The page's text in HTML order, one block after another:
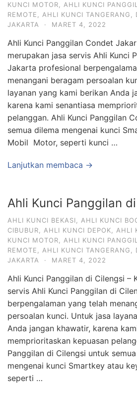
KUNCI MOTOR
AHLI KUNCI
REMOTE
AHLI KUNCI TANGERANG
JAKARTA
· MARET 4, 2022
Ahli Kunci Panggilan Condet
merupakan jasa servis Ahli Kunci
Jakarta profesional
menangani beragam persoalan
layanan yang kami berikan Anda
karena kami senantiasa
pelanggan. Ahli Kunci Panggilan
semua dilema mengenai kunci
Mobil Motor, seperti kunci …
Lanjutkan membaca →
Ahli Kunci Panggilan
AHLI KUNCI BEKASI AHLI KUNCI
CIBUBUR
AHLI KUNCI DEPOK AHLI
KUNCI MOTOR
AHLI KUNCI
REMOTE
AHLI KUNCI TANGERANG
JAKARTA
· MARET 4, 2022
Ahli Kunci Panggilan di Cilengsi –
servis Ahli Kunci Panggilan di
berpengalaman yang telah
persoalan kunci. Untuk jasa
Anda jangan khawatir, karena
memprioritaskan kepuasan
Panggilan di Cilengsi untuk
mengenai kunci Smartkey atau
seperti …